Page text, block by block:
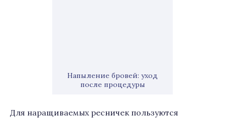
Напыление бровей: уход
после процедуры
Для наращиваемых ресничек пользуются